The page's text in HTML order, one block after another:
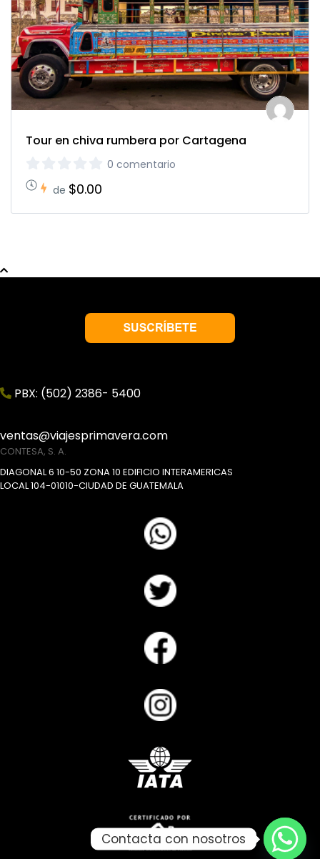
Tour en chiva rumbera por Cartagena
0 comentario
de $0.00
PBX: (502) 2386- 5400
ventas@viajesprimavera.com
CONTESA, S. A.
DIAGONAL 6 10-50 ZONA 10 EDIFICIO INTERAMERICAS
LOCAL 104-01010-CIUDAD DE GUATEMALA
Contacta con nosotros